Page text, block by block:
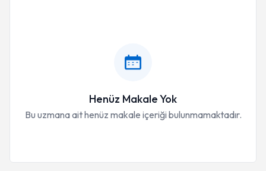
Henüz Makale Yok
Bu uzmana ait henüz makale içeriği bulunmamaktadır.